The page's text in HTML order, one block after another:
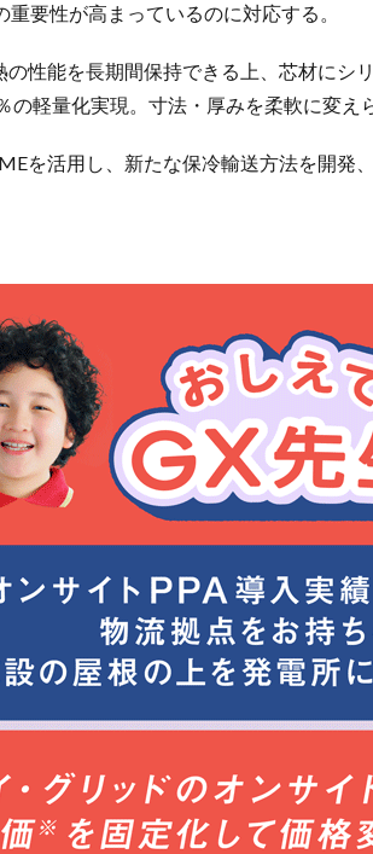
要性が高まっているのに対応する。
の性能を長期間保持できる上、芯材にシ
の軽量化実現。寸法・厚みを柔軟に変え
を活用し、新たな保冷輸送方法を開発